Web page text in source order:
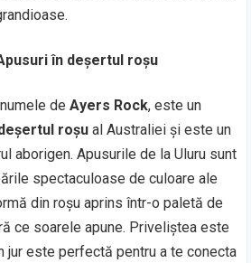
în deșertul roșu
deAyers Rock, este un
roșu al Australiei și este un
aborigen. Apusurile de la Uluru sunt
spectaculoase de culoare ale
din roșu aprins într-o paletă de
ce soarele apune. Priveliștea este
jur este perfectă pentru a te conecta